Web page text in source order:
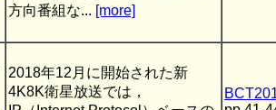
方向番組な... [more]
2018年12月に開始された新
4K8K衛星放送では，